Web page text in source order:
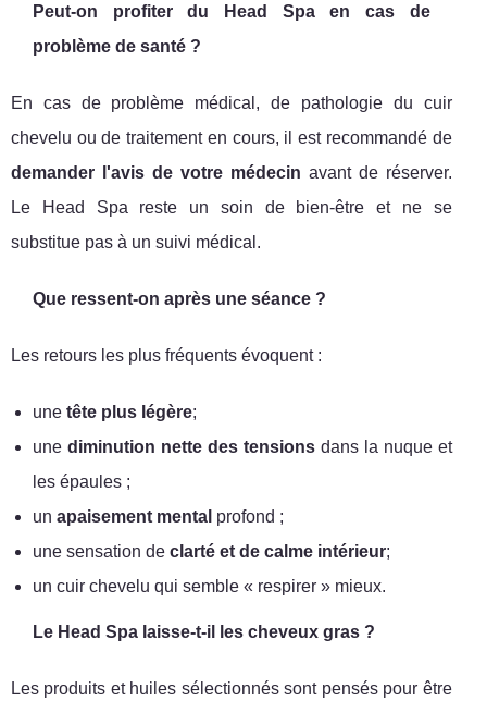
Peut-on profiter du Head Spa en cas de
problème de santé ?
En cas de problème médical, de pathologie du cuir
chevelu ou de traitement en cours, il est recommandé de
demander l'avis de votre médecin avant de réserver.
Le Head Spa reste un soin de bien-être et ne se
substitue pas à un suivi médical.
Que ressent-on après une séance ?
Les retours les plus fréquents évoquent :
une tête plus légère;
une diminution nette des tensionsdans la nuque et
les épaules ;
un apaisement mental profond ;
une sensation de clarté et de calme intérieur;
un cuir chevelu qui semble « respirer » mieux.
Le Head Spa laisse-t-il les cheveux gras ?
Les produits et huiles sélectionnés sont pensés pour être